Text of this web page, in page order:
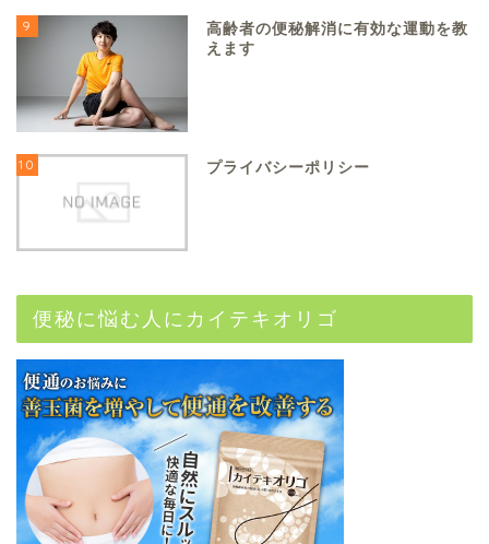
9
高齢者の便秘解消に有効な運動を教
えます
10 プライバシーポリシー
便秘に悩む人にカイテキオリゴ